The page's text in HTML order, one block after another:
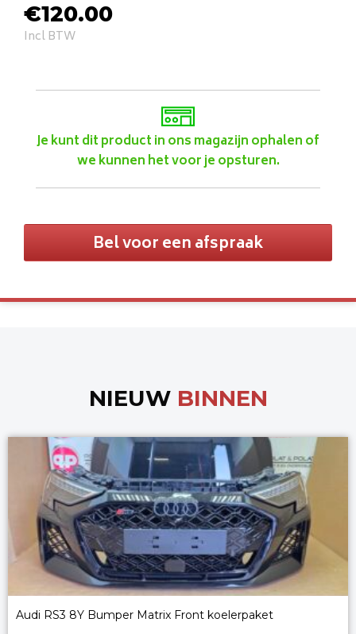
€120.00
Incl BTW
Je kunt dit product in ons magazijn ophalen of
we kunnen het voor je opsturen.
Bel voor een afspraak
NIEUW BINNEN
Audi RS3 8Y Bumper Matrix Front koelerpaket